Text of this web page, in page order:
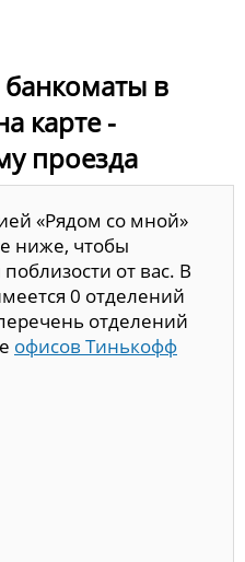
в
карте -
проезда
«Рядом со мной»
ниже, чтобы
от вас. В
0 отделений
отделений
офисов Тинькофф